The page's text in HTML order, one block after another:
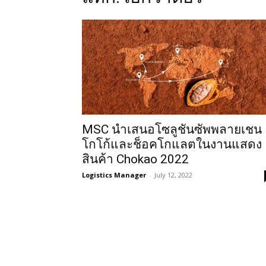
MSC นำเสนอโซลูชันซัพพลายเชน
โกโก้และช็อคโกแลตในงานแสดง
สินค้า Chokao 2022
Logistics Manager - July 12, 2022